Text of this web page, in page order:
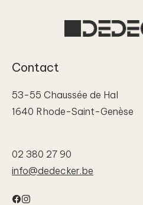
Contact
53-55 Chaussée de Hal
1640 Rhode-Saint-Genèse
02 380 27 90
info@dedecker.be
Facebook